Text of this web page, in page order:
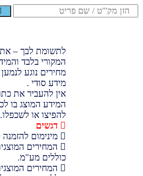
לתשומת לבך –
המקורי בלבד
מחירים נוגע
מידע סודי .
אין להעביר את
המידע המוצג בו
להפיצו או לשכפלו.
דגשים
מינימום להזמנה 2000 ₪
המחירים
כוללים מע"מ.
המחירים